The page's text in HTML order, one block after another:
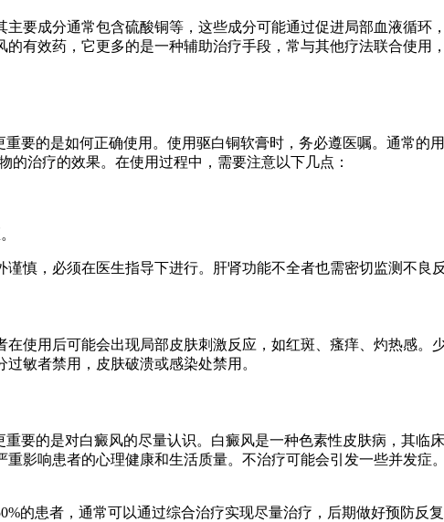
要成分通常包含硫酸铜等，这些成分可能通过促进局部血液循环
有效药，它更多的是一种辅助治疗手段，常与其他疗法联合使用
要的是如何正确使用。使用驱白铜软膏时，务必遵医嘱。通常的
的治疗的效果。在使用过程中，需要注意以下几点：
慎，必须在医生指导下进行。肝肾功能不全者也需密切监测不良反
使用后可能会出现局部皮肤刺激反应，如红斑、瘙痒、灼热感。
敏者禁用，皮肤破溃或感染处禁用。
要的是对白癜风的尽量认识。白癜风是一种色素性皮肤病，其临
影响患者的心理健康和生活质量。不治疗可能会引发一些并发症
的患者，通常可以通过综合治疗实现尽量治疗，后期做好预防反